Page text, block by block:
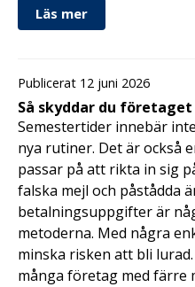
Läs mer
Publicerat 12 juni 2026
Så skyddar du
Semestertider innebär
nya rutiner. Det är också
passar på att rikta in sig
falska mejl och påstådda
betalningsuppgifter är
metoderna. Med några
minska risken att bli
många företag med färre